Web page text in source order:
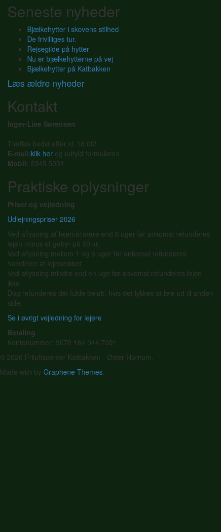
Seneste nyheder
Bjælkehytter i skovens stilhed
De frivilliges tur.
Rejsegilde på hytter
Nu er bjælkehytterne på vej
Bjælkehytter på Katbakken
Læs ældre nyheder
Kontakt
Inger-Lise Sørensen
Træffes bedst efter kl. 18.00!
E-mail:klik her og udfyld formularen
Mobil: 2345 5031
Praktiske oplysninger
Priser og vejledning
Udlejningspriser 2026
Ved aflysning af lejemål mere end 6 uger før ankomst refunderes
lejen minus et gebyr på 50 kr.
Ved aflysning mellem 1 og 6 uger før ankomst refunderes
halvdelen af lejebeløbet.
Ved aflysning mindre end en uge før ankomst refunderes lejen
ikke.
Dog refunderes det fulde beløb, hvis det lykkes at leje ud til anden
side.
Se i øvrigt vejledning for lejere
Betaling
Kontonummer: 9070 164 044 7091
© 2026 Friluftscenter Katbakken - Øster Hornum.
Made with by Graphene Themes.